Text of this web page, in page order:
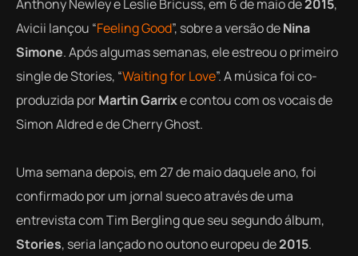
Anthony Newley e Leslie Bricuss, em 6 de maio de2015,
Avicii lançou “Feeling Good”, sobre a versão deNina
Simone. Após algumas semanas, ele estreou o primeiro
singledeStories, “Waiting for Love”. A música foi co-
produzida porMartin Garrixe contou com os vocais de
Simon Aldred e de Cherry Ghost.
Uma semana depois, em 27 de maio daquele ano, foi
confirmado por um jornal sueco através de uma
entrevista com Tim Bergling que seu segundo álbum,
Stories, seria lançado no outono europeu de2015.